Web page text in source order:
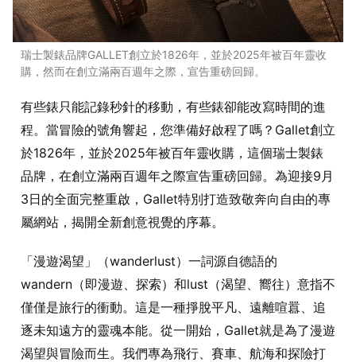
瑞士製錶品牌GALLET創立於1826年，並於2025年被百年靈收
購，然而在創立滿兩百週年之際，宣告重磅回歸。
有些錶只能記錄秒針的移動，有些錶卻能改寫時間的進
程。當冒險的號角響起，您準備好啟程了嗎？Gallet創立
於1826年，並於2025年被百年靈收購，這個瑞士製錶
品牌，在創立滿兩百週年之際宣告重磅回歸。為迎接9月
3日的全面完整重啟，Gallet特別打造致敬奔向自由的專
屬網站，揭開全新創意視覺的序幕。
「漫遊渴望」（wanderlust）一詞源自德語的
wandern（即漫遊、探索）和lust（渴望、嚮往）意指不
僅僅是旅行的衝動。這是一種掙脫平凡、遠離喧囂、追
逐未知遠方的靈魂本能。從一開始，Gallet就是為了漫遊
渴望與冒險而生。我們專為飛行、賽車、航海和探險打